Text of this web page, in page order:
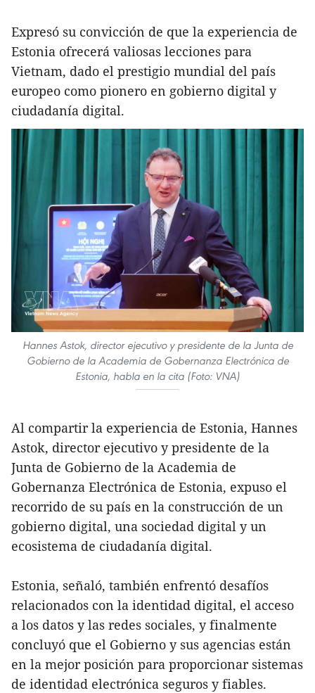
Expresó su convicción de que la experiencia de
Estonia ofrecerá valiosas lecciones para
Vietnam, dado el prestigio mundial del país
europeo como pionero en gobierno digital y
ciudadanía digital.
Hannes Astok, director ejecutivo y presidente de la Junta de
Gobierno de la Academia de Gobernanza Electrónica de
Estonia, habla en la cita (Foto: VNA)
Al compartir la experiencia de Estonia, Hannes
Astok, director ejecutivo y presidente de la
Junta de Gobierno de la Academia de
Gobernanza Electrónica de Estonia, expuso el
recorrido de su país en la construcción de un
gobierno digital, una sociedad digital y un
ecosistema de ciudadanía digital.
Estonia, señaló, también enfrentó desafíos
relacionados con la identidad digital, el acceso
a los datos y las redes sociales, y finalmente
concluyó que el Gobierno y sus agencias están
en la mejor posición para proporcionar sistemas
de identidad electrónica seguros y fiables.